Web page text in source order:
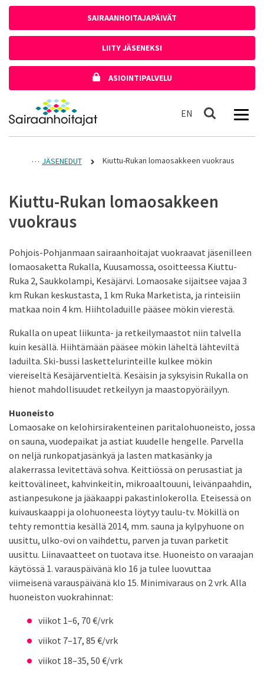
SAIRAANHOITAJAPÄIVÄT
LIITY JÄSENEKSI
ASIOINTIPALVELU
Etusivulle
EN In English
Haku
JÄSENEDUT Kiuttu-Rukan lomaosakkeen vuokraus
Kiuttu-Rukan lomaosakkeen
vuokraus
Pohjois-Pohjanmaan sairaanhoitajat vuokraavat jäsenilleen
lomaosaketta Rukalla, Kuusamossa, osoitteessa Kiuttu-
Ruka 2, Saukkolampi, Kesäjärvi. Lomaosake sijaitsee vajaa 3
km Rukan keskustasta, 1 km Ruka Marketista, ja rinteisiin
matkaa noin 4 km. Hiihtoladuille pääsee mökin vierestä.
Rukalla on upeat liikunta- ja retkeilymaastot niin talvella
kuin kesällä. Hiihtämään pääsee mökin läheltä lähteviltä
laduilta. Ski-bussi laskettelurinteille kulkee mökin
viereiseltä Kesäjärventieltä. Kesäisin ja syksyisin Rukalla on
hienot mahdollisuudet retkeilyyn ja maastopyöräilyyn.
Huoneisto
Lomaosake on kelohirsirakenteinen paritalohuoneisto, jossa
on sauna, vuodepaikat ja astiat kuudelle hengelle. Parvella
on neljä runkopatjasänkyä ja lasten matkasänky ja
alakerrassa levitettävä sohva. Keittiössä on perusastiat ja
keittovälineet, kahvinkeitin, mikroaaltouuni, leivänpaahdin,
astianpesukone ja jääkaappi pakastinlokerolla. Eteisessä on
kuivauskaappi ja olohuoneesta löytyy taulu-tv. Mökillä on
tehty remonttia kesällä 2014, mm. sauna ja kylpyhuone on
uusittu, ulko-ovi on vaihdettu, parven ja tuvan parketit
uusittu. Liinavaatteet on tuotava itse. Huoneisto on varaajan
käytössä 1. varauspäivänä klo 16 ja tulee luovuttaa
viimeisenä varauspäivänä klo 15. Minimivaraus on 2 vrk. Alla
huoneiston vuokrahinnat:
viikot 1–6, 70 €/vrk
viikot 7–17, 85 €/vrk
viikot 18–35, 50 €/vrk